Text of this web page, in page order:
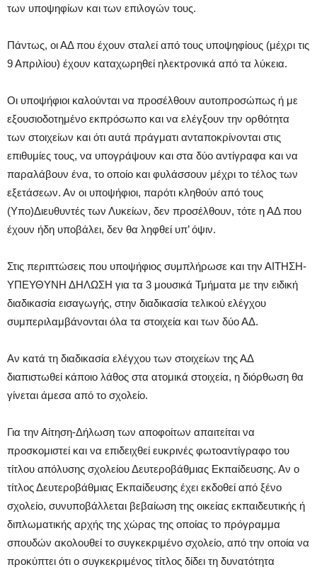
των υποψηφίων και των επιλογών τους.
Πάντως, οι ΑΔ που έχουν σταλεί από τους υποψηφίους (μέχρι τις
9 Απριλίου) έχουν καταχωρηθεί ηλεκτρονικά από τα λύκεια.
Οι υποψήφιοι καλούνται να προσέλθουν αυτοπροσώπως ή με
εξουσιοδοτημένο εκπρόσωπο και να ελέγξουν την ορθότητα
των στοιχείων και ότι αυτά πράγματι ανταποκρίνονται στις
επιθυμίες τους, να υπογράψουν και στα δύο αντίγραφα και να
παραλάβουν ένα, το οποίο και φυλάσσουν μέχρι το τέλος των
εξετάσεων. Αν οι υποψήφιοι, παρότι κληθούν από τους
(Υπο)Διευθυντές των Λυκείων, δεν προσέλθουν, τότε η ΑΔ που
έχουν ήδη υποβάλει, δεν θα ληφθεί υπ’ όψιν.
Στις περιπτώσεις που υποψήφιος συμπλήρωσε και την ΑΙΤΗΣΗ-
ΥΠΕΥΘΥΝΗ ΔΗΛΩΣΗ για τα 3 μουσικά Τμήματα με την ειδική
διαδικασία εισαγωγής, στην διαδικασία τελικού ελέγχου
συμπεριλαμβάνονται όλα τα στοιχεία και των δύο ΑΔ.
Αν κατά τη διαδικασία ελέγχου των στοιχείων της ΑΔ
διαπιστωθεί κάποιο λάθος στα ατομικά στοιχεία, η διόρθωση θα
γίνεται άμεσα από το σχολείο.
Για την Αίτηση-Δήλωση των αποφοίτων απαιτείται να
προσκομιστεί και να επιδειχθεί ευκρινές φωτοαντίγραφο του
τίτλου απόλυσης σχολείου Δευτεροβάθμιας Εκπαίδευσης. Αν ο
τίτλος Δευτεροβάθμιας Εκπαίδευσης έχει εκδοθεί από ξένο
σχολείο, συνυποβάλλεται βεβαίωση της οικείας εκπαιδευτικής ή
διπλωματικής αρχής της χώρας της οποίας το πρόγραμμα
σπουδών ακολουθεί το συγκεκριμένο σχολείο, από την οποία να
προκύπτει ότι ο συγκεκριμένος τίτλος δίδει τη δυνατότητα